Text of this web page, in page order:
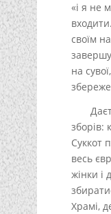
«і я не
своїм
на
зборів:
Суккот
весь
жінки і
Храмі,